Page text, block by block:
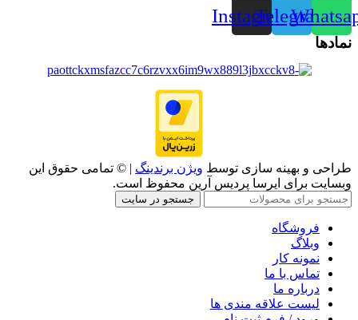
Telegram
Instagram
نمادها
طراحی و بهینه سازی توسط ویژن برندینگ | © تمامی حقوق این
وبسایت برای ایرسا پردیس آرین محفوظ است.
جستجو در سایت
فروشگاه
وبلاگ
نمونه کار
تماس با ما
درباره ما
لیست علاقه مندی ها